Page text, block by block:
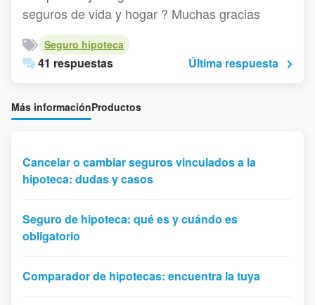
seguros de vida y hogar ? Muchas gracias
Seguro hipoteca
41 respuestas Última respuesta
Más informaciónProductos
Cancelar o cambiar seguros vinculados a la
hipoteca: dudas y casos
Seguro de hipoteca: qué es y cuándo es
obligatorio
Comparador de hipotecas: encuentra la tuya